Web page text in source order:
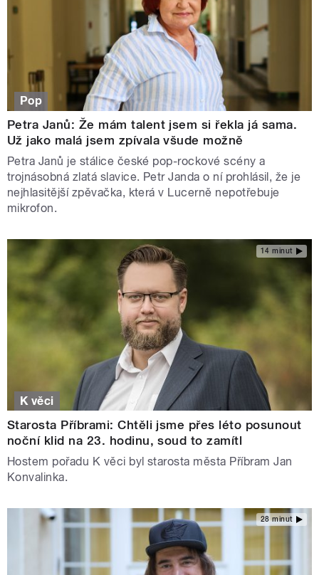
Pop
Petra Janů: Že mám talent jsem si řekla já sama.
Už jako malá jsem zpívala všude možně
Petra Janů je stálice české pop-rockové scény a
trojnásobná zlatá slavice. Petr Janda o ní prohlásil, že je
nejhlasitější zpěvačka, která v Lucerně nepotřebuje
mikrofon.
14 minut
K věci
Starosta Příbrami: Chtěli jsme přes léto posunout
noční klid na 23. hodinu, soud to zamítl
Hostem pořadu K věci byl starosta města Příbram Jan
Konvalinka.
28 minut